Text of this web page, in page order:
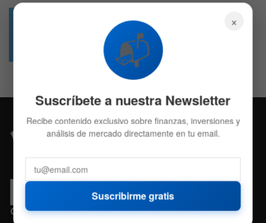
4.7k
Followers
×
📬
Suscríbete a nuestra Newsletter
Recibe contenido exclusivo sobre finanzas, inversiones y
análisis de mercado directamente en tu email.
Suscribirme gratis